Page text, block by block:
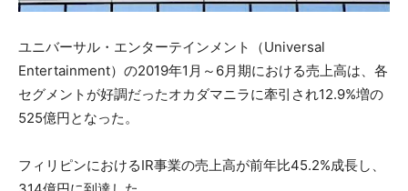
ユニバーサル・エンターテインメント（Universal
Entertainment）の2019年1月～6月期における売上高は、各
セグメントが好調だったオカダマニラに牽引され12.9%増の
525億円となった。
フィリピンにおけるIR事業の売上高が前年比45.2%成長し、